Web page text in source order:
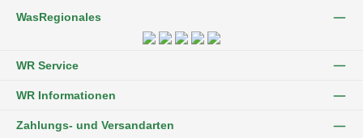
WasRegionales
WR Service
WR Informationen
Zahlungs- und Versandarten